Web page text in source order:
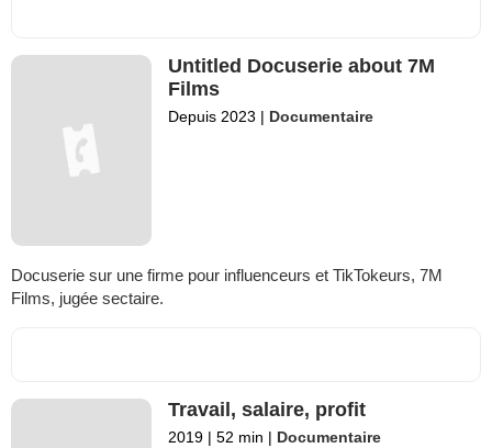
Untitled Docuserie about 7M
Films
Depuis 2023 | Documentaire
Docuserie sur une firme pour influenceurs et TikTokeurs, 7M
Films, jugée sectaire.
Travail, salaire, profit
2019 | 52 min | Documentaire